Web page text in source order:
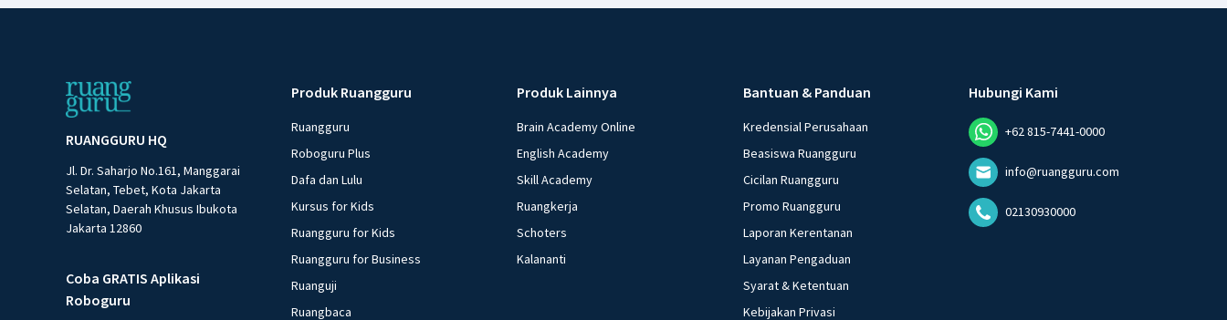
RUANGGURU HQ
Jl. Dr. Saharjo No.161, Manggarai
Selatan, Tebet, Kota Jakarta
Selatan, Daerah Khusus Ibukota
Jakarta 12860
Coba GRATIS Aplikasi
Roboguru
Produk Ruangguru
Ruangguru
Roboguru Plus
Dafa dan Lulu
Kursus for Kids
Ruangguru for Kids
Ruangguru for Business
Ruanguji
Ruangbaca
Produk Lainnya
Brain Academy Online
English Academy
Skill Academy
Ruangkerja
Schoters
Kalananti
Bantuan & Panduan
Kredensial Perusahaan
Beasiswa Ruangguru
Cicilan Ruangguru
Promo Ruangguru
Laporan Kerentanan
Layanan Pengaduan
Syarat & Ketentuan
Kebijakan Privasi
Hubungi Kami
+62 815-7441-0000
info@ruangguru.com
02130930000